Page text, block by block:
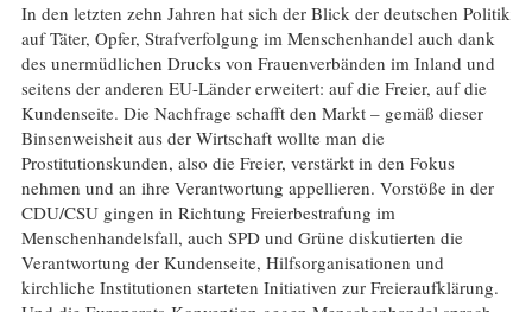
In den letzten zehn Jahren hat sich der Blick der deutschen Politik
auf Täter, Opfer, Strafverfolgung im Menschenhandel auch dank
des unermüdlichen Drucks von Frauenverbänden im Inland und
seitens der anderen EU-Länder erweitert: auf die Freier, auf die
Kundenseite. Die Nachfrage schafft den Markt – gemäß dieser
Binsenweisheit aus der Wirtschaft wollte man die
Prostitutionskunden, also die Freier, verstärkt in den Fokus
nehmen und an ihre Verantwortung appellieren. Vorstöße in der
CDU/CSU gingen in Richtung Freierbestrafung im
Menschenhandelsfall, auch SPD und Grüne diskutierten die
Verantwortung der Kundenseite, Hilfsorganisationen und
kirchliche Institutionen starteten Initiativen zur Freieraufklärung.